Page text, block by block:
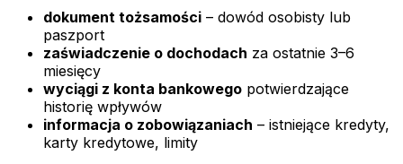
dokument tożsamości – dowód osobisty lub
paszport
zaświadczenie o dochodach za ostatnie 3–6
miesięcy
wyciągi z konta bankowego potwierdzające
historię wpływów
informacja o zobowiązaniach – istniejące kredyty,
karty kredytowe, limity